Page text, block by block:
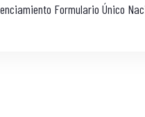
Formulario Único